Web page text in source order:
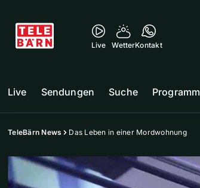
Live WetterKontakt
Live Sendungen Suche Programm
TeleBärn News Das Leben in einer Mordwohnung